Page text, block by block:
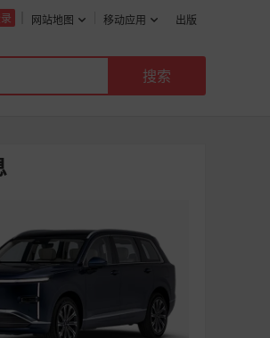
网站地图 移动应用 出版